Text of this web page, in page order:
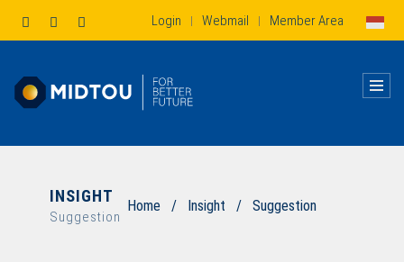
Login | Webmail | Member Area
INSIGHT
Suggestion
Home / Insight / Suggestion